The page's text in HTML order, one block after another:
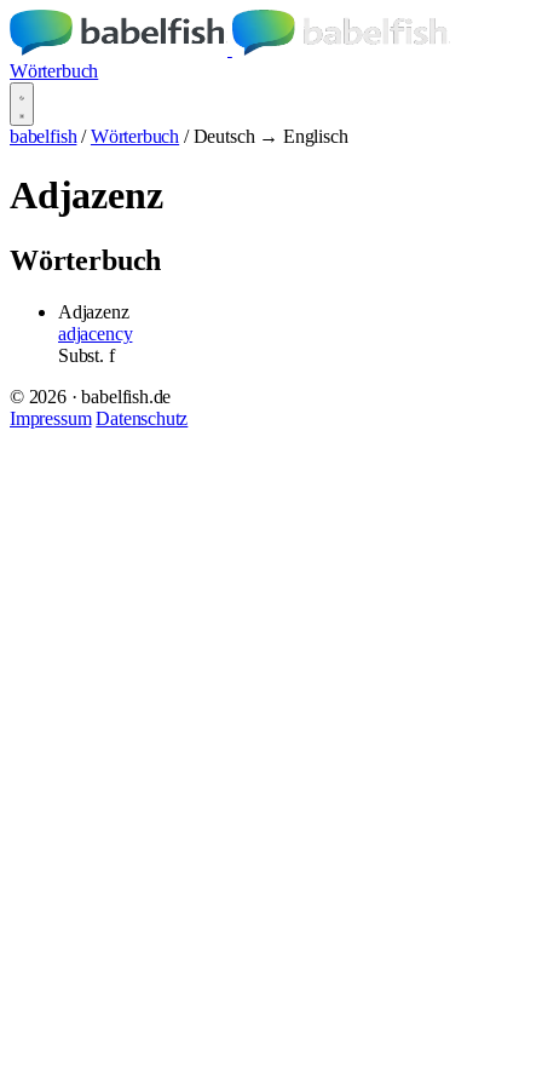
Wörterbuch
babelfish / Wörterbuch / Deutsch → Englisch
Adjazenz
Wörterbuch
Adjazenz
adjacency
Subst. f
© 2026 · babelfish.de
Impressum Datenschutz